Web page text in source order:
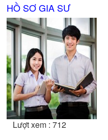
HỒ SƠ GIA SƯ
Lượt xem : 712